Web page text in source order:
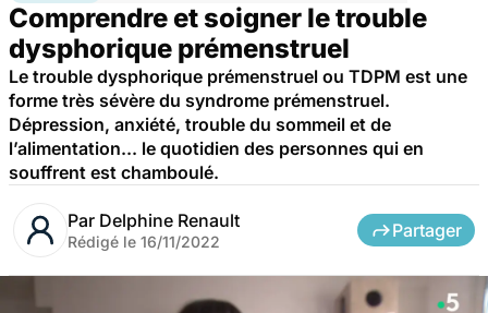
Comprendre et soigner le trouble
dysphorique prémenstruel
Le trouble dysphorique prémenstruel ou TDPM est une
forme très sévère du syndrome prémenstruel.
Dépression, anxiété, trouble du sommeil et de
l’alimentation... le quotidien des personnes qui en
souffrent est chamboulé.
Par Delphine Renault
Rédigé le 16/11/2022
Partager